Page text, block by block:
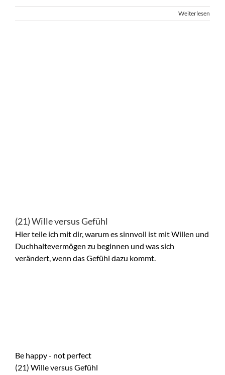
Weiterlesen
(21) Wille versus Gefühl
Hier teile ich mit dir, warum es sinnvoll ist mit Willen und
Duchhaltevermögen zu beginnen und was sich
verändert, wenn das Gefühl dazu kommt.
Be happy - not perfect
(21) Wille versus Gefühl